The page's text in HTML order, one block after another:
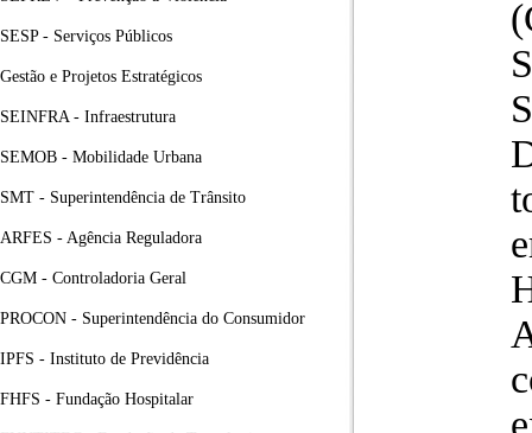
SESP - Serviços Públicos
Gestão e Projetos Estratégicos
SEINFRA - Infraestrutura
SEMOB - Mobilidade Urbana
SMT - Superintendência de Trânsito
ARFES - Agência Reguladora
CGM - Controladoria Geral
PROCON - Superintendência do Consumidor
IPFS - Instituto de Previdência
FHFS - Fundação Hospitalar